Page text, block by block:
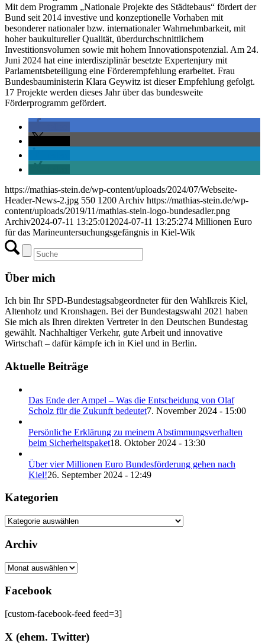
Mit dem Programm „Nationale Projekte des Städtebaus“ fördert der
Bund seit 2014 investive und konzeptionelle Vorhaben mit
besonderer nationaler bzw. internationaler Wahrnehmbarkeit, mit
hoher baukultureller Qualität, überdurchschnittlichem
Investitionsvolumen sowie mit hohem Innovationspotenzial. Am 24.
Juni 2024 hat eine interdisziplinär besetzte Expertenjury mit
Parlamentsbeteiligung eine Förderempfehlung erarbeitet. Frau
Bundesbauministerin Klara Geywitz ist dieser Empfehlung gefolgt.
17 Projekte werden dieses Jahr über das bundesweite
Förderprogramm gefördert.
https://mathias-stein.de/wp-content/uploads/2024/07/Webseite-
Header-News-2.jpg 550 1200 Archiv https://mathias-stein.de/wp-
content/uploads/2019/11/mathias-stein-logo-bundesadler.png
Archiv2024-07-11 13:25:01 2024-07-11 13:25:274 Millionen Euro
für das Marineuntersuchungsgefängnis in Kiel-Wik
Über mich
Ich bin Ihr SPD-Bundestagsabgeordneter für den Wahlkreis Kiel,
Altenholz und Kronshagen. Bei der Bundestagswahl 2021 haben
Sie mich als Ihren direkten Vertreter in den Deutschen Bundestag
gewählt. Nachhaltiger Verkehr, gute Arbeit und innovative
Wirtschaft – dafür kämpfe ich in Kiel und in Berlin.
Aktuelle Beiträge
Das Ende der Ampel – Was die Entscheidung von Olaf
Scholz für die Zukunft bedeutet7. November 2024 - 15:00
Persönliche Erklärung zu meinem Abstimmungsverhalten
beim Sicherheitspaket18. Oktober 2024 - 13:30
Über vier Millionen Euro Bundesförderung gehen nach
Kiel!26. September 2024 - 12:49
Kategorien
Kategorien
Archiv
Archiv
Facebook
[custom-facebook-feed feed=3]
X (ehem. Twitter)